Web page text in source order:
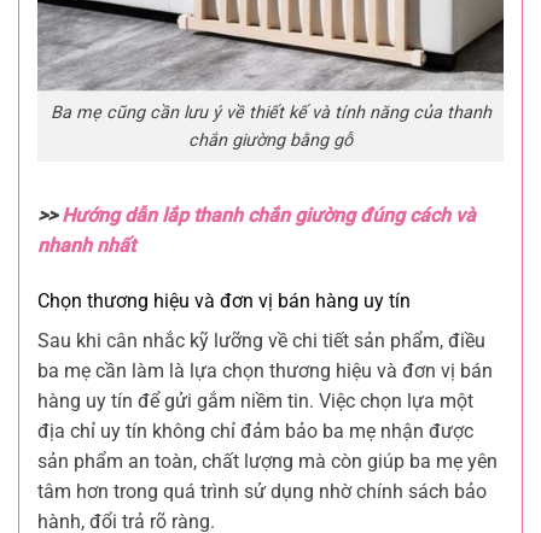
Ba mẹ cũng cần lưu ý về thiết kế và tính năng của thanh
chắn giường bằng gỗ
>>Hướng dẫn lắp thanh chắn giường đúng cách và
nhanh nhất
Chọn thương hiệu và đơn vị bán hàng uy tín
Sau khi cân nhắc kỹ lưỡng về chi tiết sản phẩm, điều
ba mẹ cần làm là lựa chọn thương hiệu và đơn vị bán
hàng uy tín để gửi gắm niềm tin. Việc chọn lựa một
địa chỉ uy tín không chỉ đảm bảo ba mẹ nhận được
sản phẩm an toàn, chất lượng mà còn giúp ba mẹ yên
tâm hơn trong quá trình sử dụng nhờ chính sách bảo
hành, đổi trả rõ ràng.